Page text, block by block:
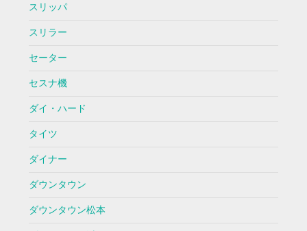
スリッパ
スリラー
セーター
セスナ機
ダイ・ハード
タイツ
ダイナー
ダウンタウン
ダウンタウン松本